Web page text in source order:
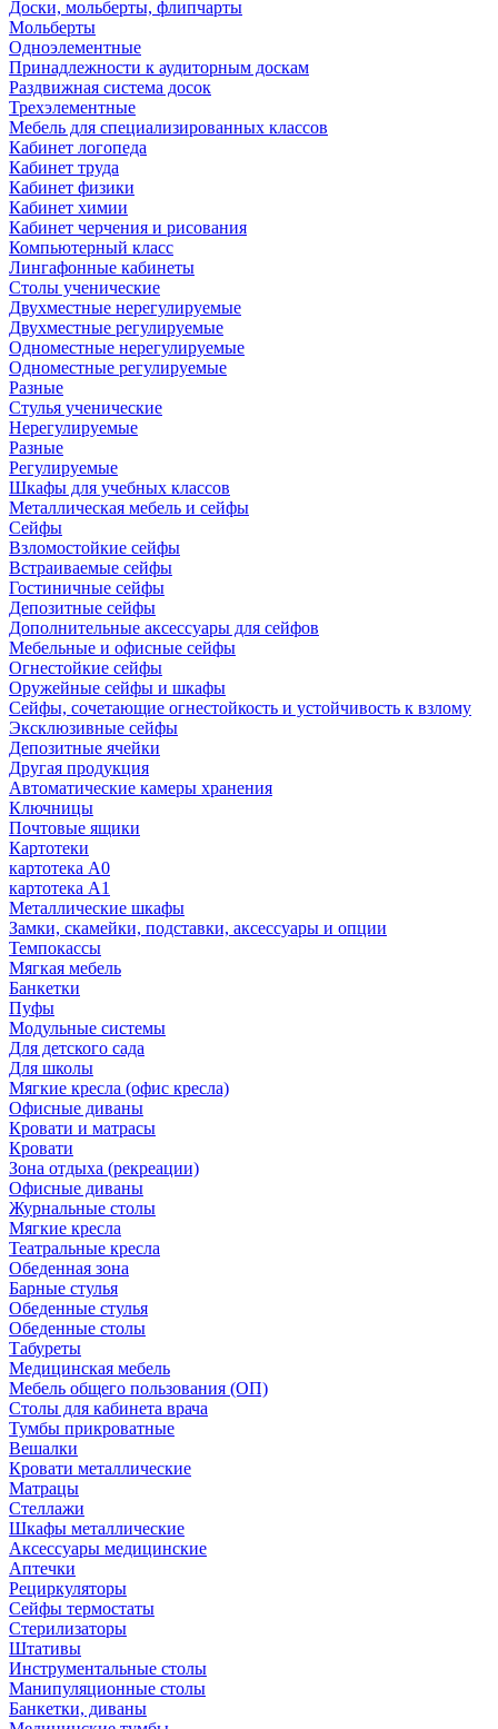
Доски, мольберты, флипчарты
Мольберты
Одноэлементные
Принадлежности к аудиторным доскам
Раздвижная система досок
Трехэлементные
Мебель для специализированных классов
Кабинет логопеда
Кабинет труда
Кабинет физики
Кабинет химии
Кабинет черчения и рисования
Компьютерный класс
Лингафонные кабинеты
Столы ученические
Двухместные нерегулируемые
Двухместные регулируемые
Одноместные нерегулируемые
Одноместные регулируемые
Разные
Стулья ученические
Нерегулируемые
Разные
Регулируемые
Шкафы для учебных классов
Металлическая мебель и сейфы
Сейфы
Взломостойкие сейфы
Встраиваемые сейфы
Гостиничные сейфы
Депозитные сейфы
Дополнительные аксессуары для сейфов
Мебельные и офисные сейфы
Огнестойкие сейфы
Оружейные сейфы и шкафы
Сейфы, сочетающие огнестойкость и устойчивость к взлому
Эксклюзивные сейфы
Депозитные ячейки
Другая продукция
Автоматические камеры хранения
Ключницы
Почтовые ящики
Картотеки
картотека А0
картотека А1
Металлические шкафы
Замки, скамейки, подставки, аксессуары и опции
Темпокассы
Мягкая мебель
Банкетки
Пуфы
Модульные системы
Для детского сада
Для школы
Мягкие кресла (офис кресла)
Офисные диваны
Кровати и матрасы
Кровати
Зона отдыха (рекреации)
Офисные диваны
Журнальные столы
Мягкие кресла
Театральные кресла
Обеденная зона
Барные стулья
Обеденные стулья
Обеденные столы
Табуреты
Медицинская мебель
Мебель общего пользования (ОП)
Столы для кабинета врача
Тумбы прикроватные
Вешалки
Кровати металлические
Матрацы
Стеллажи
Шкафы металлические
Аксессуары медицинские
Аптечки
Рециркуляторы
Сейфы термостаты
Стерилизаторы
Штативы
Инструментальные столы
Манипуляционные столы
Банкетки, диваны